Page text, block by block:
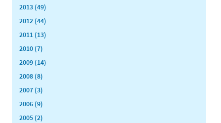
2013 (49)
2012 (44)
2011 (13)
2010 (7)
2009 (14)
2008 (8)
2007 (3)
2006 (9)
2005 (2)